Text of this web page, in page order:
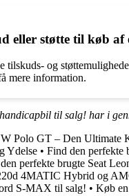
eller støtte til køb af
tilskuds- og
mere information.
til salg! har i
Polo GT – Den Ultimate
Ydelse • Find den perfekte
perfekte brugte Seat
4MATIC Hybrid og
S-MAX til salg! • Køb